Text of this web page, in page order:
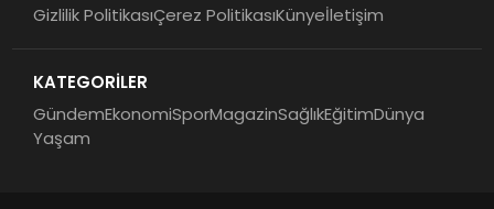
Gizlilik PolitikasıÇerez PolitikasıKünyeİletişim
KATEGORİLER
GündemEkonomiSporMagazinSağlıkEğitimDünya
Yaşam